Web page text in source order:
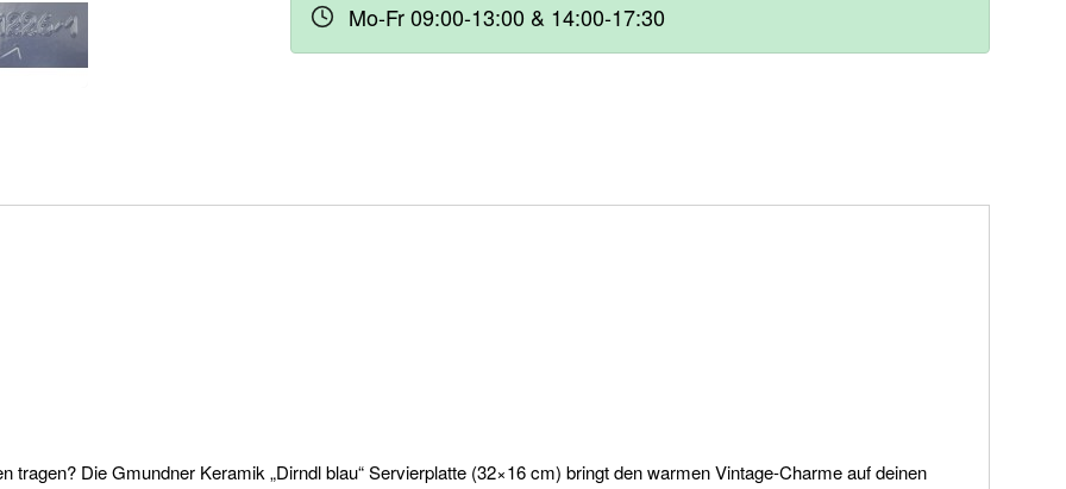
Mo-Fr 09:00-13:00 & 14:00-17:30
Die Gmundner Keramik „Dirndl blau“ Servierplatte (32×16 cm) bringt den warmen Vintage-Charme auf deinen